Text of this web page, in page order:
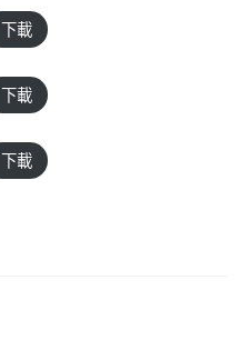
下載
下載
下載